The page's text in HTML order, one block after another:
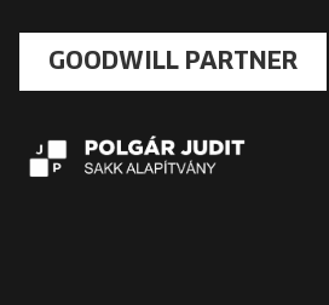
GOODWILL PARTNER